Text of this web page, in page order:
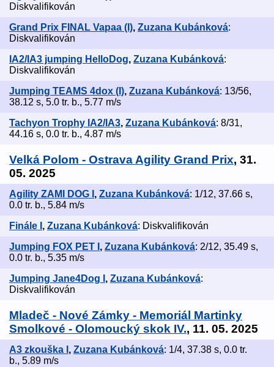
Diskvalifikován
Grand Prix FINAL Vapaa (I), Zuzana Kubánková:
Diskvalifikován
IA2/IA3 jumping HelloDog, Zuzana Kubánková:
Diskvalifikován
Jumping TEAMS 4dox (I), Zuzana Kubánková: 13/56,
38.12 s, 5.0 tr. b., 5.77 m/s
Tachyon Trophy IA2/IA3, Zuzana Kubánková: 8/31,
44.16 s, 0.0 tr. b., 4.87 m/s
Velká Polom - Ostrava Agility Grand Prix, 31.
05. 2025
Agility ZAMI DOG I , Zuzana Kubánková: 1/12, 37.66 s,
0.0 tr. b., 5.84 m/s
Finále I , Zuzana Kubánková: Diskvalifikován
Jumping FOX PET I , Zuzana Kubánková: 2/12, 35.49 s,
0.0 tr. b., 5.35 m/s
Jumping Jane4Dog I , Zuzana Kubánková:
Diskvalifikován
Mladeč - Nové Zámky - Memoriál Martinky
Smolkové - Olomoucký skok IV., 11. 05. 2025
A3 zkouška I , Zuzana Kubánková: 1/4, 37.38 s, 0.0 tr.
b., 5.89 m/s